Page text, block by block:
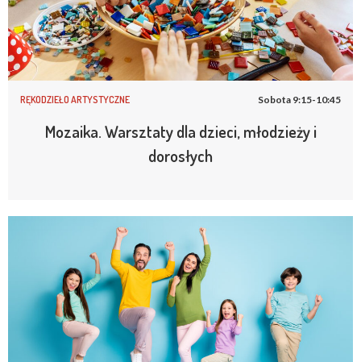
RĘKODZIEŁO ARTYSTYCZNE Sobota 9:15-10:45
Mozaika. Warsztaty dla dzieci, młodzieży i
dorosłych